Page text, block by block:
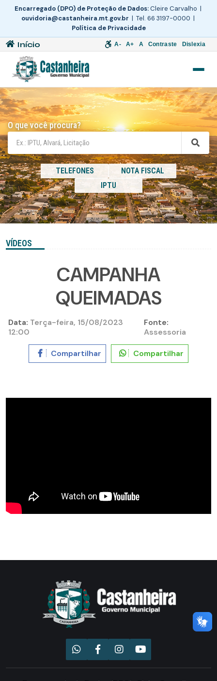
Encarregado (DPO) de Proteção de Dados:Cleire Carvalho |
ouvidoria@castanheira.mt.gov.br | Tel. 66 3197-0000 |
Política de Privacidade
Início A- A+ A Contraste Dislexia
O que você procura?
TELEFONES
NOTA FISCAL
IPTU
VÍDEOS
CAMPANHA
QUEIMADAS
Data: Terça-feira, 15/08/2023
12:00
Fonte:
Assessoria
Compartilhar Compartilhar